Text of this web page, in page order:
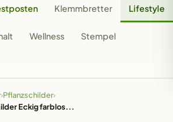
Klemmbretter Lifestyle
Wellness Stempel
›Pflanzschilder›
Eckig farblos...